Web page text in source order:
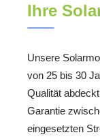
Ihre
Unsere
von 25 bis 30
Qualität
Garantie
eingesetzten